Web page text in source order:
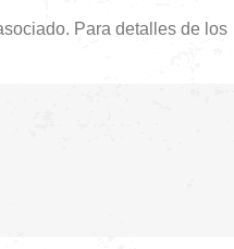
Para detalles de los